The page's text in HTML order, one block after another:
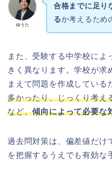
ゆうた
合格までに足り
るか考えるため
また、受験する中学校によ
きく異なります。学校が求
まえて問題を作成している
多かったり、じっくり考え
など、傾向によって必要な
過去問対策は、偏差値だけ
を把握するうえでも有効な